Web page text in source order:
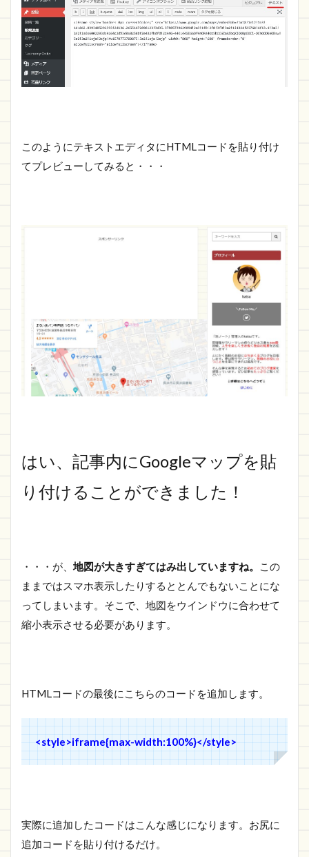
このようにテキストエディタにHTMLコードを貼り付け
てプレビューしてみると・・・
はい、記事内にGoogleマップを貼
り付けることができました！
・・・が、 地図が大きすぎてはみ出していますね。
この
ままではスマホ表示したりするととんでもないことにな
ってしまいます。そこで、地図をウインドウに合わせて
縮小表示させる必要があります。
HTMLコードの最後にこちらのコードを追加します。
<style>iframe{max-width:100%}</style>
実際に追加したコードはこんな感じになります。お尻に
追加コードを貼り付けるだけ。